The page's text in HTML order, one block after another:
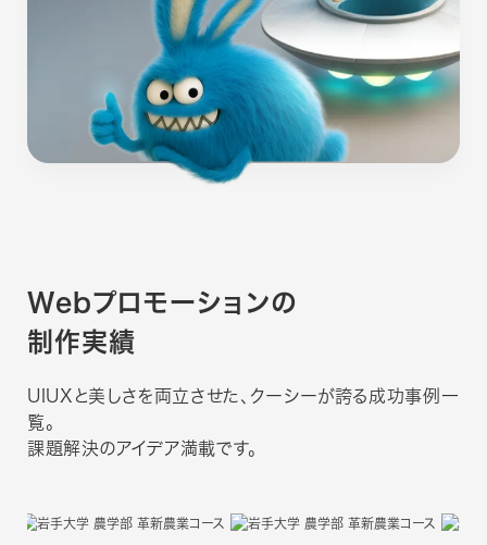
Webプロモーションの
制作実績
UIUXと美しさを両立させた、クーシーが誇る成功事例一
覧。
課題解決のアイデア満載です。